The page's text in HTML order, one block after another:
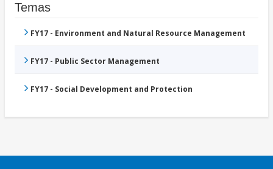
Temas
FY17 - Environment and Natural Resource Management
FY17 - Public Sector Management
FY17 - Social Development and Protection